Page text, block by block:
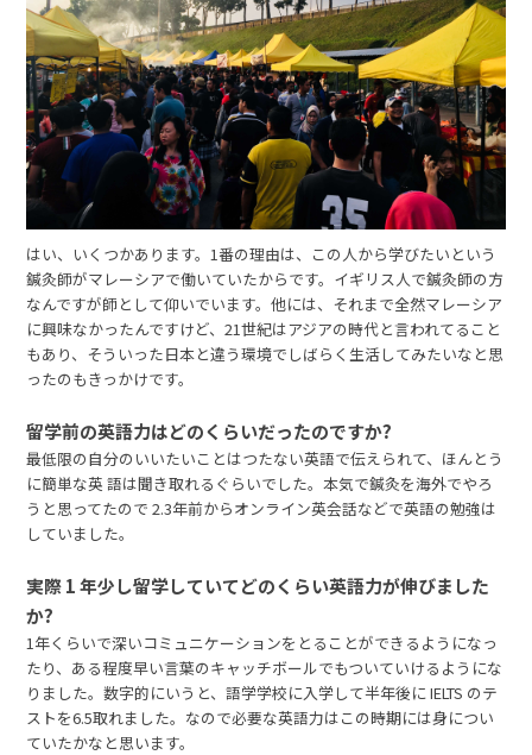
はい、いくつかあります。1番の理由は、この人から学びたいという
鍼灸師がマレーシアで働いていたからです。イギリス人で鍼灸師の方
なんですが師として仰いでいます。他には、それまで全然マレーシア
に興味なかったんですけど、21世紀はアジアの時代と言われてること
もあり、そういった日本と違う環境でしばらく生活してみたいなと思
ったのもきっかけです。
留学前の英語力はどのくらいだったのですか?
最低限の自分のいいたいことはつたない英語で伝えられて、ほんとう
に簡単な英 語は聞き取れるぐらいでした。本気で鍼灸を海外でやろ
うと思ってたので 2.3年前からオンライン英会話などで英語の勉強は
していました。
実際 1 年少し留学していてどのくらい英語力が伸びました
か?
1年くらいで深いコミュニケーションをとることができるようになっ
たり、ある程度早い言葉のキャッチボールでもついていけるようにな
りました。数字的にいうと、語学学校に入学して半年後に IELTS のテ
ストを6.5取れました。なので必要な英語力はこの時期には身につい
ていたかなと思います。